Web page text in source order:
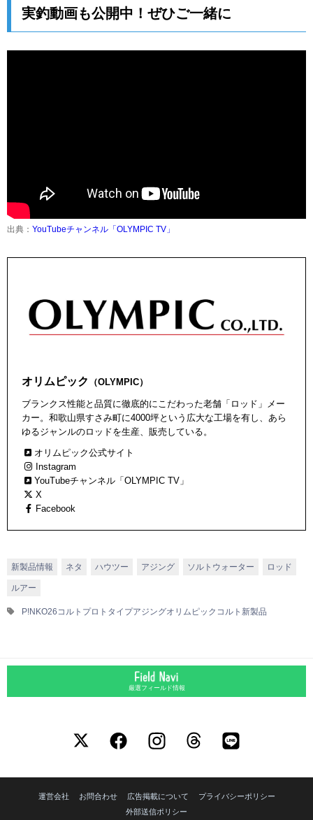
実釣動画も公開中！ぜひご一緒に
出典： YouTubeチャンネル「OLYMPIC TV」
オリムピック （OLYMPIC）
ブランクス性能と品質に徹底的にこだわった老舗「ロッド」メー
カー。和歌山県すさみ町に4000坪という広大な工場を有し、あら
ゆるジャンルのロッドを生産、販売している。
オリムピック公式サイト
Instagram
YouTubeチャンネル「OLYMPIC TV」
X
Facebook
新製品情報 ネタ ハウツー アジング ソルトウォーター ロッド
ルアー
P!NKO26コルトプロトタイプアジングオリムピック コルト 新製品
厳選フィールド情報
運営会社 お問合わせ 広告掲載について
プライバシーポリシー
外部送信ポリシー